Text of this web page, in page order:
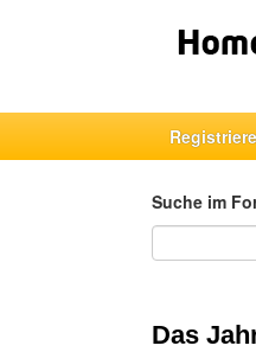
Suche im
Suche im
Das